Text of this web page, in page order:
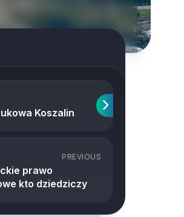
Koszalin
PREVIOUS
prawo
kto dziedziczy